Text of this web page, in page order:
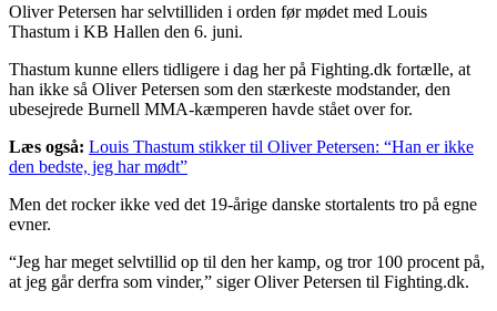
Oliver Petersen har selvtilliden i orden før mødet med Louis
Thastum i KB Hallen den 6. juni.
Thastum kunne ellers tidligere i dag her på Fighting.dk fortælle, at
han ikke så Oliver Petersen som den stærkeste modstander, den
ubesejrede Burnell MMA-kæmperen havde stået over for.
Læs også: Louis Thastum stikker til Oliver Petersen: “Han er ikke
den bedste, jeg har mødt”
Men det rocker ikke ved det 19-årige danske stortalents tro på egne
evner.
“Jeg har meget selvtillid op til den her kamp, og tror 100 procent på,
at jeg går derfra som vinder,” siger Oliver Petersen til Fighting.dk.